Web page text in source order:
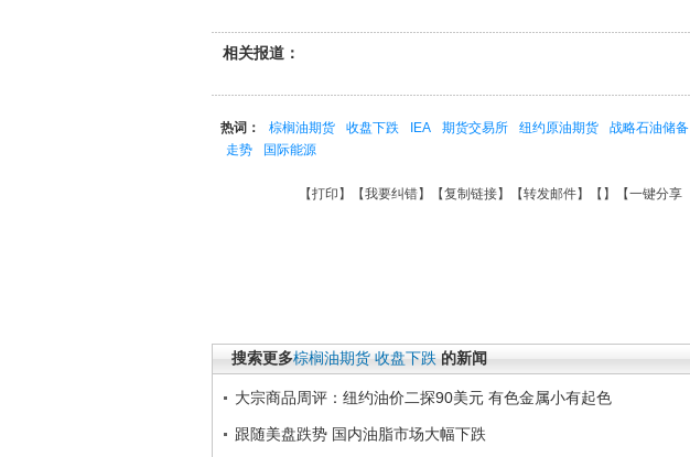
相关报道：
热词： 棕榈油期货 收盘下跌 IEA 期货交易所 纽约原油期货 战略石油储备
走势
国际能源
【打印 】【我要纠错】【复制链接】【转发邮件】【 】 【一键分享
搜索更多棕榈油期货 收盘下跌 的新闻
大宗商品周评：纽约油价二探90美元 有色金属小有起色
跟随美盘跌势 国内油脂市场大幅下跌